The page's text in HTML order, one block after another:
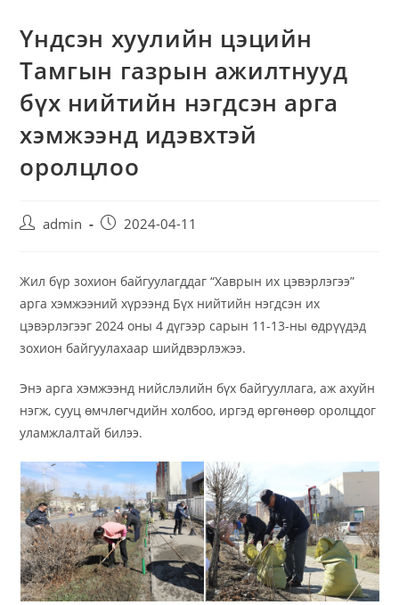
Үндсэн хуулийн цэцийн
Тамгын газрын ажилтнууд
бүх нийтийн нэгдсэн арга
хэмжээнд идэвхтэй
оролцлоо
admin 2024-04-11
Жил бүр зохион байгуулагддаг “Хаврын их цэвэрлэгээ”
арга хэмжээний хүрээнд Бүх нийтийн нэгдсэн их
цэвэрлэгээг 2024 оны 4 дүгээр сарын 11-13-ны өдрүүдэд
зохион байгуулахаар шийдвэрлэжээ.
Энэ арга хэмжээнд нийслэлийн бүх байгууллага, аж ахуйн
нэгж, сууц өмчлөгчдийн холбоо, иргэд өргөнөөр оролцдог
уламжлалтай билээ.